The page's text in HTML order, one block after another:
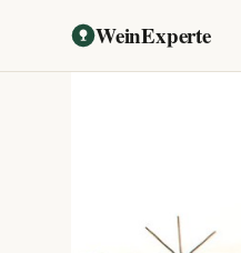
WeinExperte